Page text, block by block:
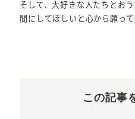
そして、大好きな人たちとお
間にしてほしいと心から願って
この記事